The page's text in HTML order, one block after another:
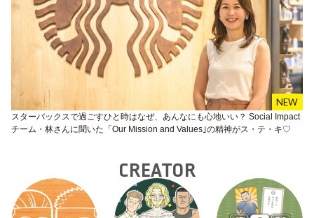
スターバックスで過ごすひと時はなぜ、あんなにも心地いい？ Social Impact
チーム・林さんに聞いた「Our Mission and Values｣の精神がス・テ・キ♡
CREATOR